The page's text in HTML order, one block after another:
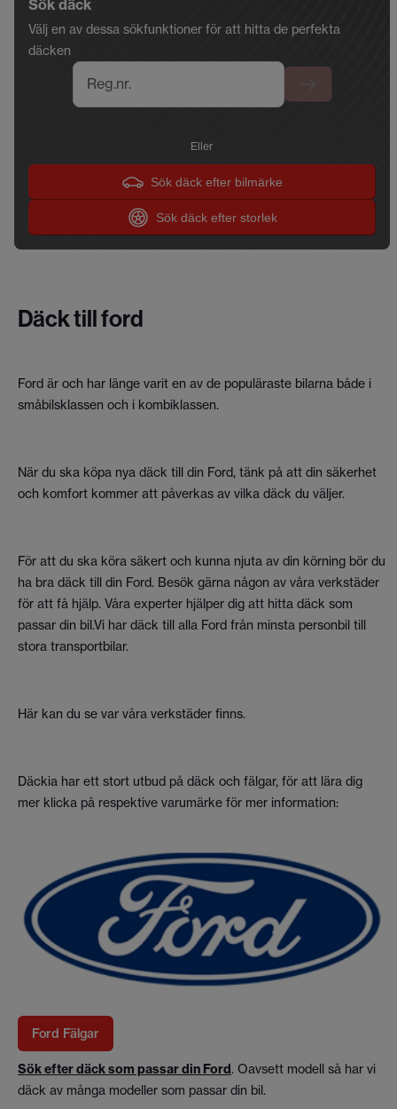
Sök däck
Välj en av dessa sökfunktioner för att hitta de perfekta
däcken
Reg.nr.
Eller
Sök däck efter bilmärke
Sök däck efter storlek
Däck till ford
Ford är och har länge varit en av de populäraste bilarna både i
småbilsklassen och i kombiklassen.
När du ska köpa nya däck till din Ford, tänk på att din säkerhet
och komfort kommer att påverkas av vilka däck du väljer.
För att du ska köra säkert och kunna njuta av din körning bör du
ha bra däck till din Ford. Besök gärna någon av våra verkstäder
för att få hjälp. Våra experter hjälper dig att hitta däck som
passar din bil.Vi har däck till alla Ford från minsta personbil till
stora transportbilar.
Här kan du se var våra verkstäder finns.
Däckia har ett stort utbud på däck och fälgar, för att lära dig
mer klicka på respektive varumärke för mer information:
Ford Fälgar
Sök efter däck som passar din Ford. Oavsett modell så har vi
däck av många modeller som passar din bil.